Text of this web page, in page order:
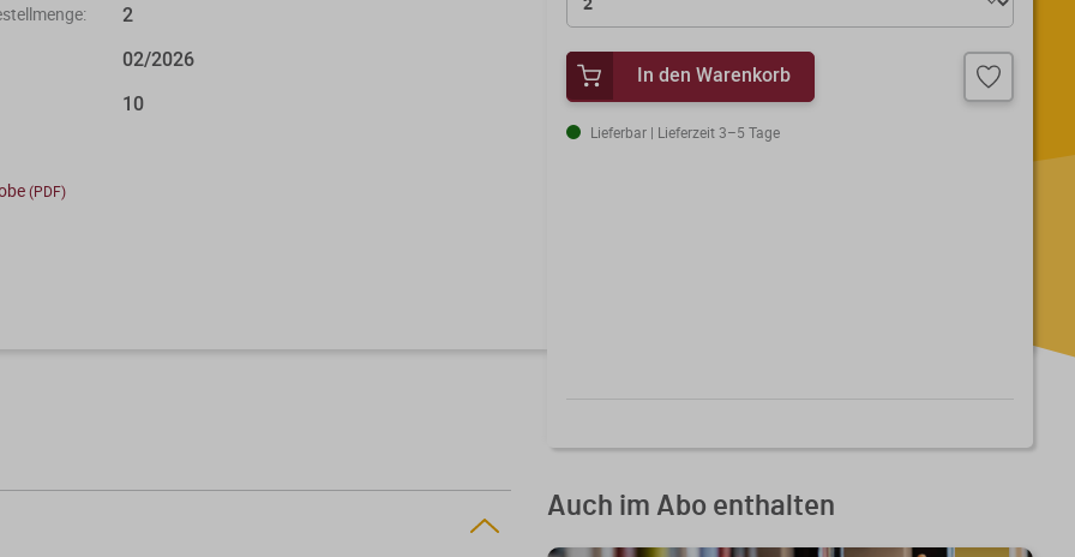
2
02/2026
10
(PDF)
In den Warenkorb
Lieferbar | Lieferzeit 3–5 Tage
Auch im Abo enthalten